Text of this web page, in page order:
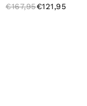
€167,95€121,95